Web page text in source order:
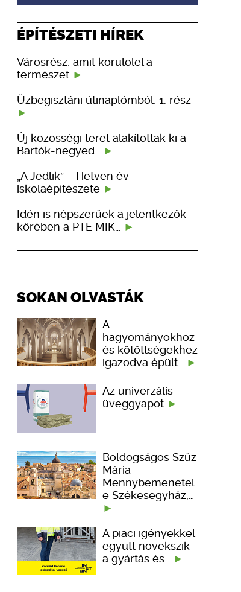
ÉPÍTÉSZETI HÍREK
Városrész, amit körülölel a
természet
Üzbegisztáni útinaplómból, 1. rész
Új közösségi teret alakítottak ki a
Bartók-negyed…
„A Jedlik” – Hetven év
iskolaépítészete
Idén is népszerűek a jelentkezők
körében a PTE MIK…
SOKAN OLVASTÁK
A
hagyományokhoz
és kötöttségekhez
igazodva épült…
Az univerzális
üveggyapot
Boldogságos Szűz
Mária
Mennybemenetel
e Székesegyház,…
A piaci igényekkel
együtt növekszik
a gyártás és…